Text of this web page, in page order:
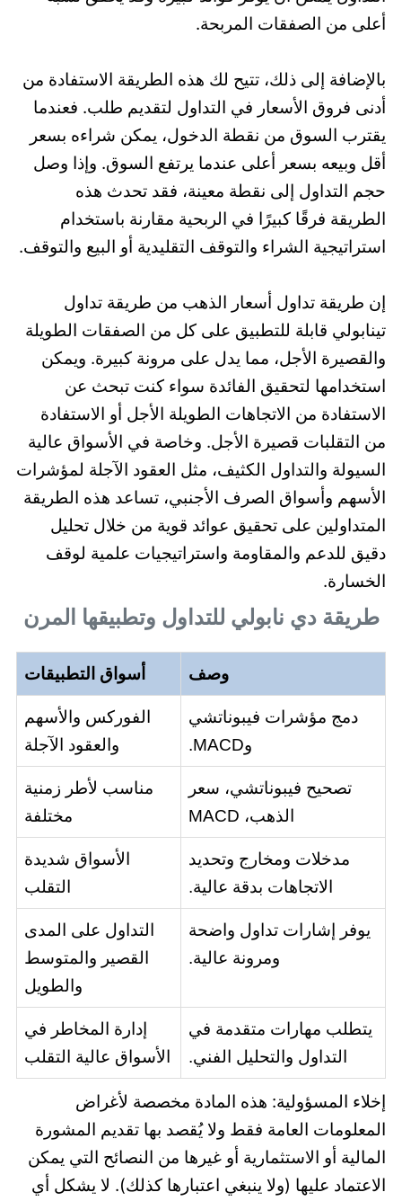
أعلى من الصفقات المربحة.
بالإضافة إلى ذلك، تتيح لك هذه الطريقة الاستفادة من
أدنى فروق الأسعار في التداول لتقديم طلب. فعندما
يقترب السوق من نقطة الدخول، يمكن شراءه بسعر
أقل وبيعه بسعر أعلى عندما يرتفع السوق. وإذا وصل
حجم التداول إلى نقطة معينة، فقد تحدث هذه
الطريقة فرقًا كبيرًا في الربحية مقارنة باستخدام
استراتيجية الشراء والتوقف التقليدية أو البيع والتوقف.
إن طريقة تداول أسعار الذهب من طريقة تداول
تينابولي قابلة للتطبيق على كل من الصفقات الطويلة
والقصيرة الأجل، مما يدل على مرونة كبيرة. ويمكن
استخدامها لتحقيق الفائدة سواء كنت تبحث عن
الاستفادة من الاتجاهات الطويلة الأجل أو الاستفادة
من التقلبات قصيرة الأجل. وخاصة في الأسواق عالية
السيولة والتداول الكثيف، مثل العقود الآجلة لمؤشرات
الأسهم وأسواق الصرف الأجنبي، تساعد هذه الطريقة
المتداولين على تحقيق عوائد قوية من خلال تحليل
دقيق للدعم والمقاومة واستراتيجيات علمية لوقف
الخسارة.
طريقة دي نابولي للتداول وتطبيقها المرن
وصف أسواق التطبيقات
دمج مؤشرات فيبوناتشي
وMACD.
الفوركس والأسهم
والعقود الآجلة
تصحيح فيبوناتشي، سعر
الذهب، MACD
مناسب لأطر زمنية
مختلفة
مدخلات ومخارج وتحديد
الاتجاهات بدقة عالية.
الأسواق شديدة
التقلب
يوفر إشارات تداول واضحة
ومرونة عالية.
التداول على المدى
القصير والمتوسط
والطويل
يتطلب مهارات متقدمة في
التداول والتحليل الفني.
إدارة المخاطر في
الأسواق عالية التقلب
إخلاء المسؤولية: هذه المادة مخصصة لأغراض
المعلومات العامة فقط ولا يُقصد بها تقديم المشورة
المالية أو الاستثمارية أو غيرها من النصائح التي يمكن
الاعتماد عليها (ولا ينبغي اعتبارها كذلك). لا يشكل أي